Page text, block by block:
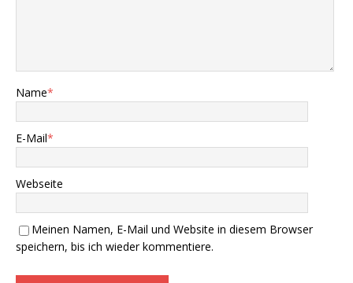
Name*
E-Mail*
Webseite
Meinen Namen, E-Mail und Website in diesem Browser
speichern, bis ich wieder kommentiere.